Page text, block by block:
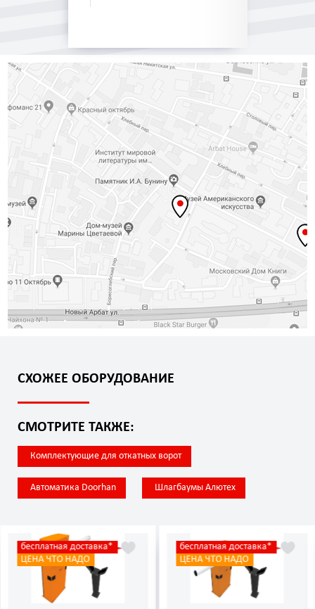
СХОЖЕЕ ОБОРУДОВАНИЕ
СМОТРИТЕ ТАКЖЕ:
Комплектующие для откатных ворот
Автоматика Doorhan Шлагбаумы Алютех
бесплатная доставка*
ЦЕНА ЧТО НАДО
бесплатная доставка*
ЦЕНА ЧТО НАДО